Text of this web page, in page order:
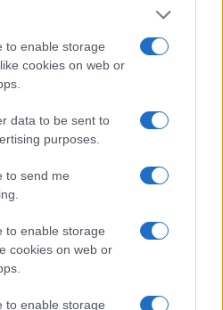
to enable storage
cookies on web or
data to be sent to
purposes.
to send me
to enable storage
cookies on web or
to enable storage